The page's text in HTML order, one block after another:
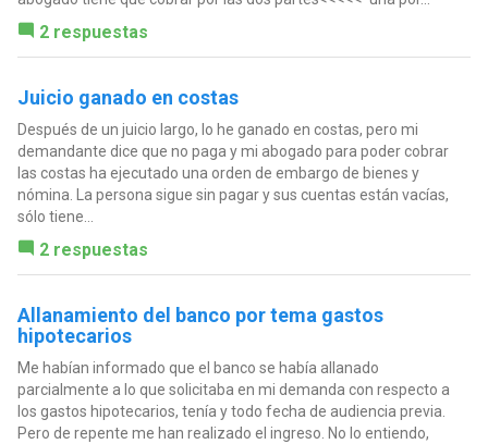
2 respuestas
Juicio ganado en costas
Después de un juicio largo, lo he ganado en costas, pero mi
demandante dice que no paga y mi abogado para poder cobrar
las costas ha ejecutado una orden de embargo de bienes y
nómina. La persona sigue sin pagar y sus cuentas están vacías,
sólo tiene...
2 respuestas
Allanamiento del banco por tema gastos
hipotecarios
Me habían informado que el banco se había allanado
parcialmente a lo que solicitaba en mi demanda con respecto a
los gastos hipotecarios, tenía y todo fecha de audiencia previa.
Pero de repente me han realizado el ingreso. No lo entiendo,